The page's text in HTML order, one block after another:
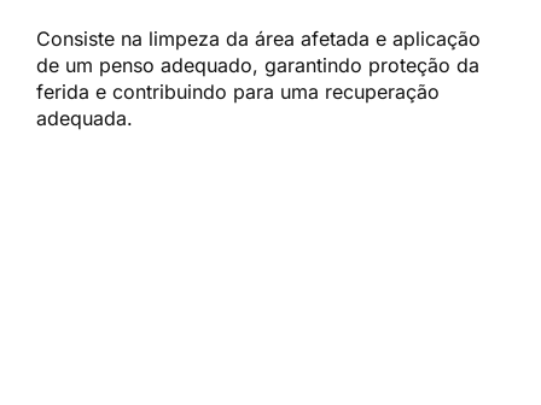
Consiste na limpeza da área afetada e aplicação
de um penso adequado, garantindo proteção da
ferida e contribuindo para uma recuperação
adequada.